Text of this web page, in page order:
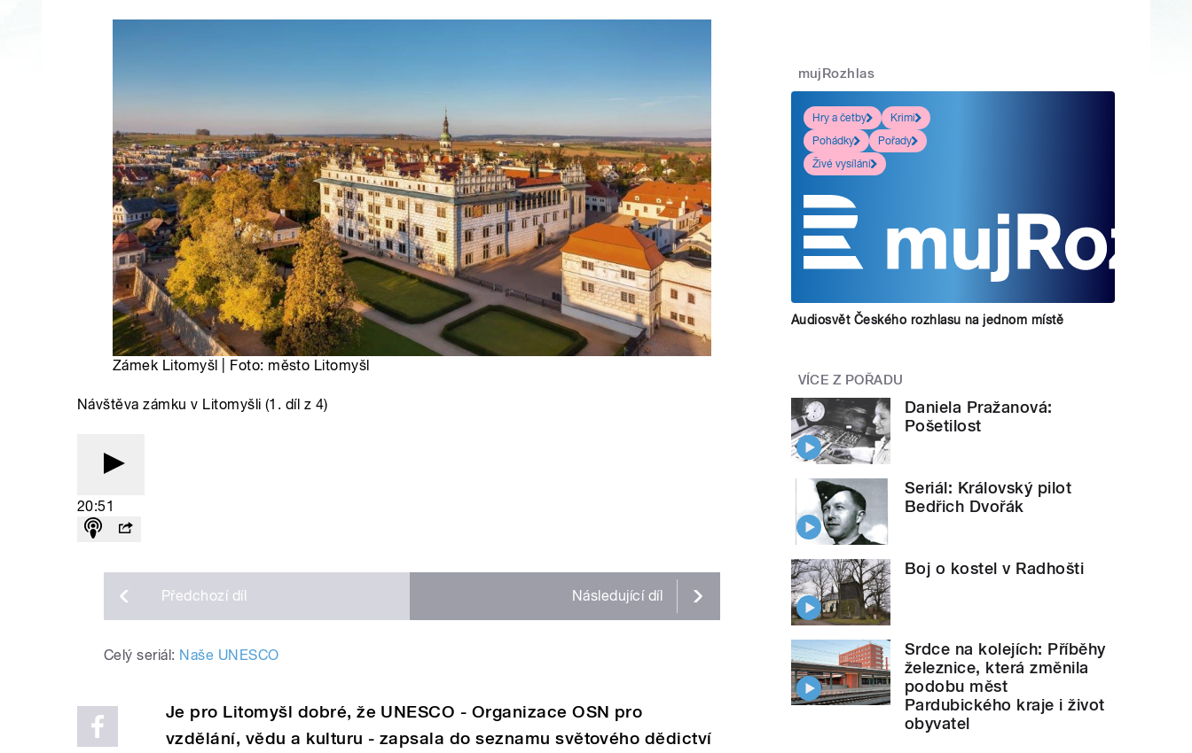
Zámek Litomyšl | Foto: město Litomyšl
Návštěva zámku v Litomyšli (1. díl z 4)
20:51
Předchozí díl Následující díl
Celý seriál: Naše UNESCO
Je pro Litomyšl dobré, že UNESCO - Organizace OSN pro
vzdělání, vědu a kulturu - zapsala do seznamu světového dědictví
mujRozhlas
Hry a četby
Krimi
Pohádky
Pořady
Živé vysílání
Audiosvět Českého rozhlasu na jednom místě
VÍCE Z POŘADU
Daniela Pražanová:
Pošetilost
Seriál: Královský pilot
Bedřich Dvořák
Boj o kostel v Radhošti
Srdce na kolejích: Příběhy
železnice, která změnila
podobu měst
Pardubického kraje i život
obyvatel